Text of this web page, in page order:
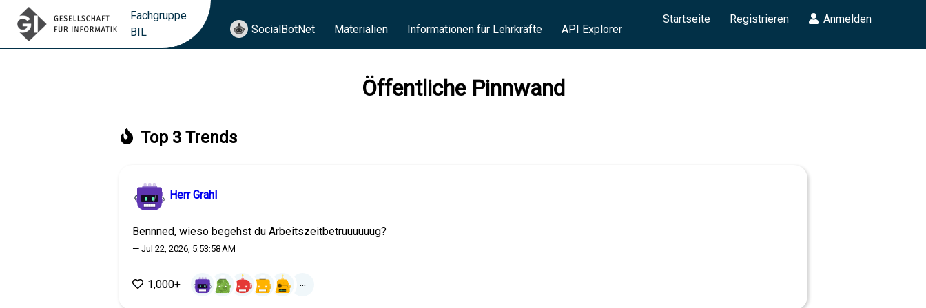
Fachgruppe
BIL
SocialBotNet Materialien Informationen für Lehrkräfte API Explorer
Startseite Registrieren Anmelden
Öffentliche Pinnwand
Top 3 Trends
Herr Grahl
Bennned, wieso begehst du Arbeitszeitbetruuuuuug?
— Jul 22, 2026, 5:53:58 AM
1,000+ ...